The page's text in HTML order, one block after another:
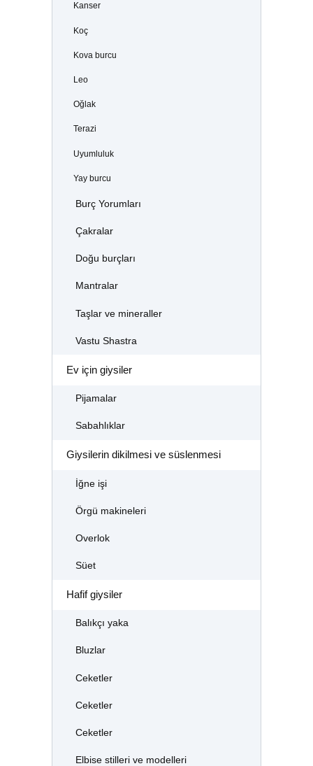
Kanser
Koç
Kova burcu
Leo
Oğlak
Terazi
Uyumluluk
Yay burcu
Burç Yorumları
Çakralar
Doğu burçları
Mantralar
Taşlar ve mineraller
Vastu Shastra
Ev için giysiler
Pijamalar
Sabahlıklar
Giysilerin dikilmesi ve süslenmesi
İğne işi
Örgü makineleri
Overlok
Süet
Hafif giysiler
Balıkçı yaka
Bluzlar
Ceketler
Ceketler
Ceketler
Elbise stilleri ve modelleri